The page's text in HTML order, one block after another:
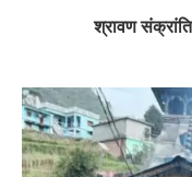
श्रावण